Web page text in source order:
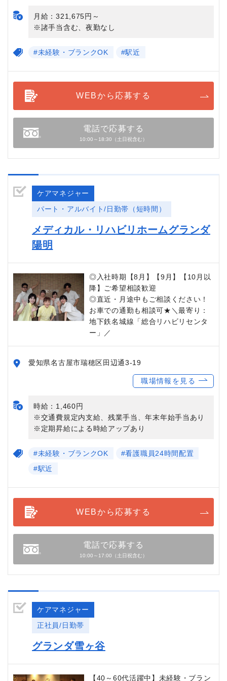
月給：321,675円～
※諸手当含む、夜勤なし
#未経験・ブランクOK #駅近
WEBから応募する
電話で応募する
10:00～18:30（土日祝含む）
ケアマネジャー
パート・アルバイト/日勤帯（短時間）
メディカル・リハビリホームグランダ
陽明
◎入社時期【8月】【9月】【10月以
降】ご希望相談歓迎
◎直近・月途中もご相談ください！
お車での通勤も相談可★＼最寄り：
地下鉄名城線「総合リハビリセンタ
ー」／
愛知県名古屋市瑞穂区田辺通3-19
職場情報を見る
時給：1,460円
※交通費規定内支給、残業手当、年末年始手当あり
※定期昇給による時給アップあり
#未経験・ブランクOK
#看護職員24時間配置
#駅近
WEBから応募する
電話で応募する
10:00～17:00（土日祝含む）
ケアマネジャー
正社員/日勤帯
グランダ雪ヶ谷
【40～60代活躍中】未経験・ブラン